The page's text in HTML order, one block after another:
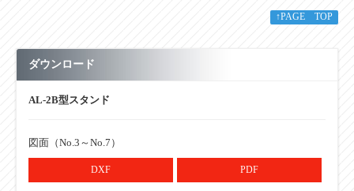
↑PAGE TOP
ダウンロード
AL-2B型スタンド
図面（No.3～No.7）
DXF PDF